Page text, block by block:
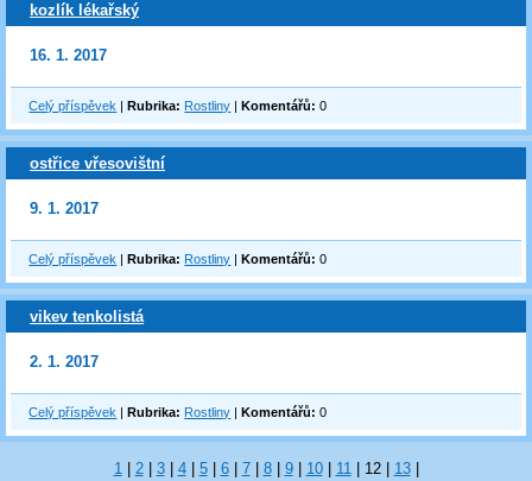
kozlík lékařský
16. 1. 2017
Celý příspěvek |Rubrika: Rostliny |Komentářů: 0
ostřice vřesovištní
9. 1. 2017
Celý příspěvek |Rubrika: Rostliny |Komentářů: 0
vikev tenkolistá
2. 1. 2017
Celý příspěvek |Rubrika: Rostliny |Komentářů: 0
1 2 3 4 5 6 7 8 9 10 11 12 13